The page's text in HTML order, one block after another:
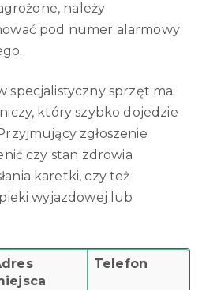
należy
pod numer alarmowy
specjalistyczny sprzęt ma
który szybko dojedzie
zgłoszenie
czy stan zdrowia
karetki, czy też
wyjazdowej lub
Telefon